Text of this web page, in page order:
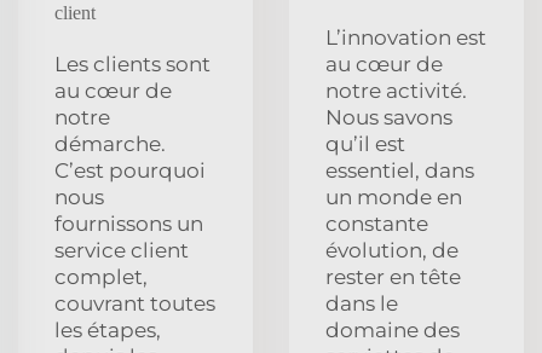
client
Les clients sont
au cœur de
notre
démarche.
C’est pourquoi
nous
fournissons un
service client
complet,
couvrant toutes
les étapes,
L’innovation est
au cœur de
notre activité.
Nous savons
qu’il est
essentiel, dans
un monde en
constante
évolution, de
rester en tête
dans le
domaine des